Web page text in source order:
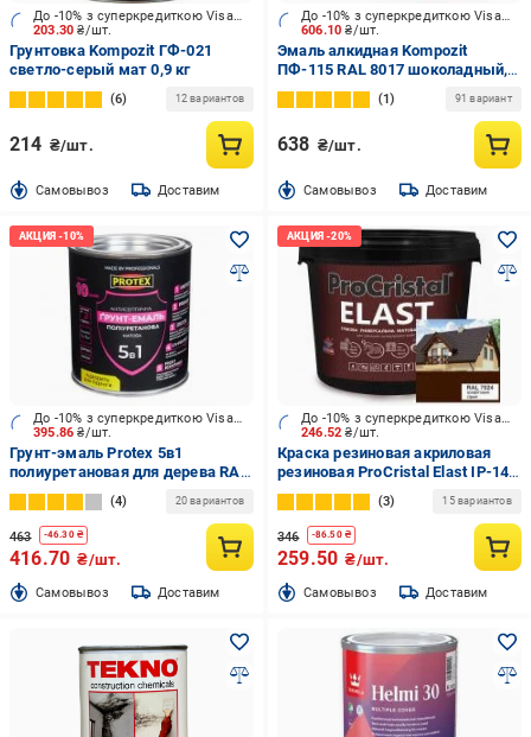
203.30₴/шт.
До -10% з суперкредиткою Visa Вигода
Грунтовка Kompozit ГФ-021
светло-серый мат 0,9 кг
6 12 вариантов
214 ₴/шт.
Cамовывоз Доставим
606.10₴/шт.
До -10% з суперкредиткою Visa Вигода
Эмаль алкидная Kompozit
ПФ-115 RAL 8017 шоколадный,
RAL 8017 мат 2,8 кг
1 91 вариант
638 ₴/шт.
Cамовывоз Доставим
395.86₴/шт.
До -10% з суперкредиткою Visa Вигода
Грунт-эмаль Protex 5в1
полиуретановая для дерева RAL
9003 белый шелковистый мат
0,8 кг
4 20 вариантов
463 -46.30₴
416.70 ₴/шт.
Cамовывоз Доставим
246.52₴/шт.
До -10% з суперкредиткою Visa Вигода
Краска резиновая акриловая
резиновая ProCristal Elast IP-140
мат шоколадный RAL 8017 1,2 кг
3 15 вариантов
346 -86.50₴
259.50 ₴/шт.
Cамовывоз Доставим